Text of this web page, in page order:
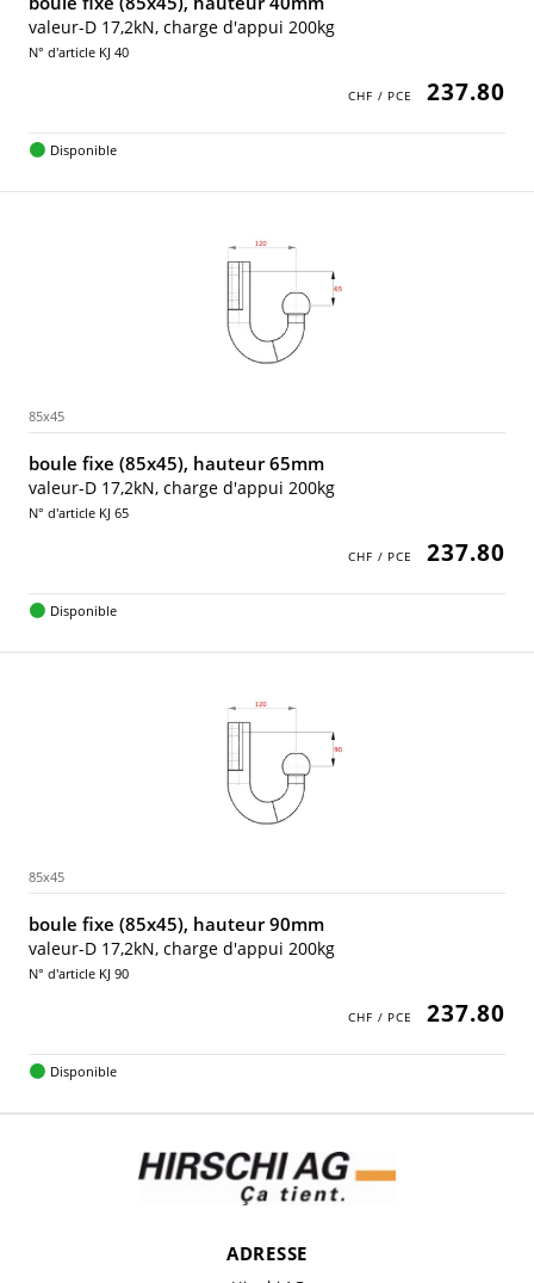
valeur-D 17,2kN, charge d'appui 200kg
N° d'article KJ 40
237.80
Disponible
85x45
boule fixe (85x45), hauteur 65mm
valeur-D 17,2kN, charge d'appui 200kg
N° d'article KJ 65
237.80
Disponible
85x45
boule fixe (85x45), hauteur 90mm
valeur-D 17,2kN, charge d'appui 200kg
N° d'article KJ 90
237.80
Disponible
ADRESSE